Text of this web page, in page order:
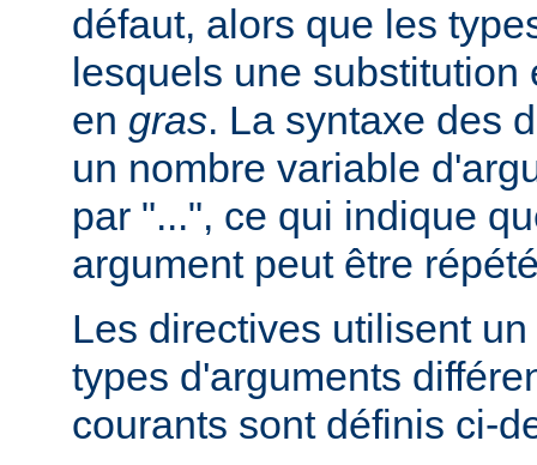
défaut, alors que les
lesquels une substitution
en gras. La syntaxe des
un nombre variable
par "...", ce qui indique
argument peut être
Les directives utilisent
types d'arguments
courants sont définis ci-